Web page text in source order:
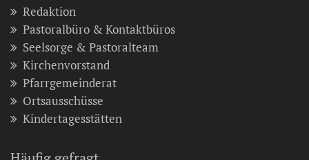
Redaktion
Pastoralbüro & Kontaktbüros
Seelsorge & Pastoralteam
Kirchenvorstand
Pfarrgemeinderat
Ortsausschüsse
Kindertagesstätten